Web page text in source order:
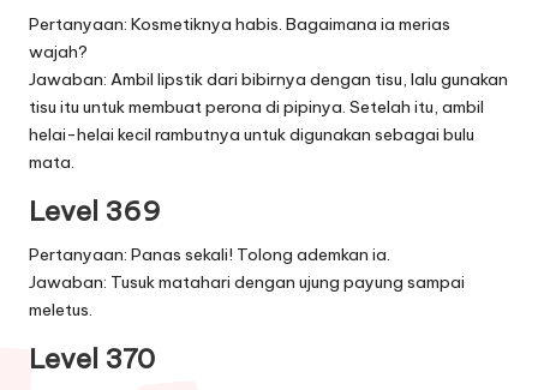
Pertanyaan: Kosmetiknya habis. Bagaimana ia merias
wajah?
Jawaban: Ambil lipstik dari bibirnya dengan tisu, lalu gunakan
tisu itu untuk membuat perona di pipinya. Setelah itu, ambil
helai-helai kecil rambutnya untuk digunakan sebagai bulu
mata.
Level 369
Pertanyaan: Panas sekali! Tolong ademkan ia.
Jawaban: Tusuk matahari dengan ujung payung sampai
meletus.
Level 370